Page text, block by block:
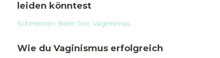
leiden könntest
Schmerzen Beim Sex Vaginismus
Wie du Vaginismus erfolgreich